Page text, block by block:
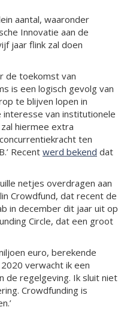
aantal, waaronder
Innovatie aan de
jaar flink zal doen
de toekomst van
is een logisch gevolg van
te blijven lopen in
interesse van institutionele
hiermee extra
ten
Recent werd bekend dat
netjes overdragen aan
Crowdfund, dat recent de
in december dit jaar uit op
Circle, dat een groot
euro, berekende
verwacht ik een
de regelgeving. Ik sluit niet
Crowdfunding is